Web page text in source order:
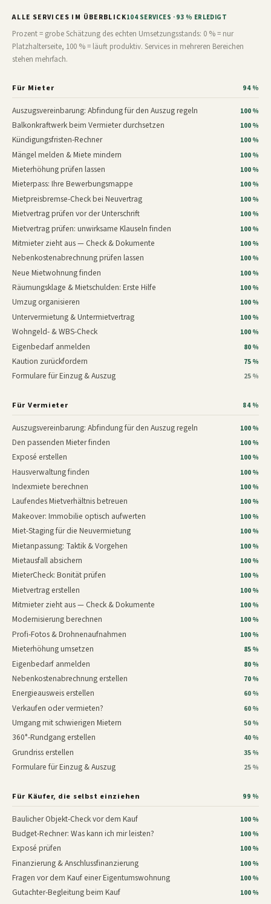
ALLE SERVICES IM ÜBERBLICK104 SERVICES · 93 % ERLEDIGT
Prozent = grobe Schätzung des echten Umsetzungsstands: 0 % = nur
Platzhalterseite, 100 % = läuft produktiv. Services in mehreren Bereichen
stehen mehrfach.
Für Mieter 94 %
Auszugsvereinbarung: Abfindung für den Auszug regeln 100 %
Balkonkraftwerk beim Vermieter durchsetzen 100 %
Kündigungsfristen-Rechner 100 %
Mängel melden & Miete mindern 100 %
Mieterhöhung prüfen lassen 100 %
Mieterpass: Ihre Bewerbungsmappe 100 %
Mietpreisbremse-Check bei Neuvertrag 100 %
Mietvertrag prüfen vor der Unterschrift 100 %
Mietvertrag prüfen: unwirksame Klauseln finden 100 %
Mitmieter zieht aus — Check & Dokumente 100 %
Nebenkostenabrechnung prüfen lassen 100 %
Neue Mietwohnung finden 100 %
Räumungsklage & Mietschulden: Erste Hilfe 100 %
Umzug organisieren 100 %
Untervermietung & Untermietvertrag 100 %
Wohngeld- & WBS-Check 100 %
Eigenbedarf anmelden 80 %
Kaution zurückfordern 75 %
Formulare für Einzug & Auszug 25 %
Für Vermieter 84 %
Auszugsvereinbarung: Abfindung für den Auszug regeln 100 %
Den passenden Mieter finden 100 %
Exposé erstellen 100 %
Hausverwaltung finden 100 %
Indexmiete berechnen 100 %
Laufendes Mietverhältnis betreuen 100 %
Makeover: Immobilie optisch aufwerten 100 %
Miet-Staging für die Neuvermietung 100 %
Mietanpassung: Taktik & Vorgehen 100 %
Mietausfall absichern 100 %
MieterCheck: Bonität prüfen 100 %
Mietvertrag erstellen 100 %
Mitmieter zieht aus — Check & Dokumente 100 %
Modernisierung berechnen 100 %
Profi-Fotos & Drohnenaufnahmen 100 %
Mieterhöhung umsetzen 85 %
Eigenbedarf anmelden 80 %
Nebenkostenabrechnung erstellen 70 %
Energieausweis erstellen 60 %
Verkaufen oder vermieten? 60 %
Umgang mit schwierigen Mietern 50 %
360°-Rundgang erstellen 40 %
Grundriss erstellen 35 %
Formulare für Einzug & Auszug 25 %
Für Käufer, die selbst einziehen 99 %
Baulicher Objekt-Check vor dem Kauf 100 %
Budget-Rechner: Was kann ich mir leisten? 100 %
Exposé prüfen 100 %
Finanzierung & Anschlussfinanzierung 100 %
Fragen vor dem Kauf einer Eigentumswohnung 100 %
Gutachter-Begleitung beim Kauf 100 %